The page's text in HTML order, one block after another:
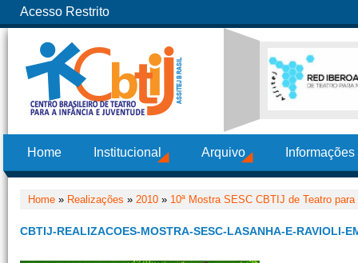
Acesso Restrito
Home Institucional Arquivo
Home » Realizações » 2010 » 10ª Mostra SESC CBTIJ de Teatro para
CBTIJ-REALIZACOES-MOSTRA-SESC-LASANHA-E-RAVIOLI-